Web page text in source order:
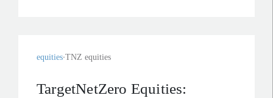
equities TNZ equities
TargetNetZero Equities: